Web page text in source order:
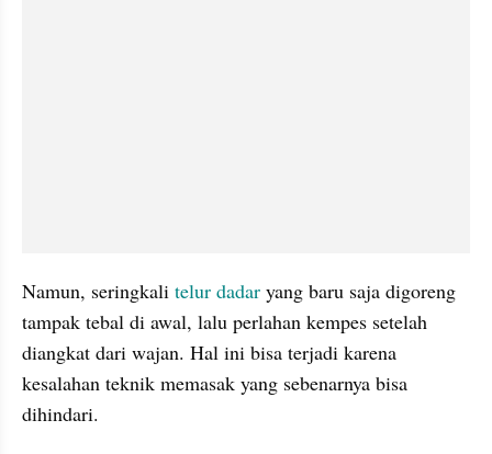
Namun, seringkali telur dadar yang baru saja digoreng
tampak tebal di awal, lalu perlahan kempes setelah
diangkat dari wajan. Hal ini bisa terjadi karena
kesalahan teknik memasak yang sebenarnya bisa
dihindari.